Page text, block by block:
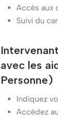
Accès aux
Suivi du
avec les
Personne)
Indiquez
Accédez